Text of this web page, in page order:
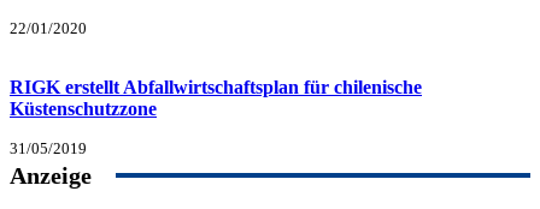
22/01/2020
RIGK erstellt Abfallwirtschaftsplan für chilenische
Küstenschutzzone
31/05/2019
Anzeige